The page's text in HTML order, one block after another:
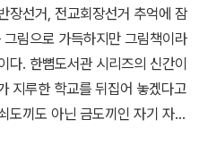
. 그런데 문제가 생겼다. 회장 선
주면 개교 10주년 기념 축하행
외하겠다고 한 것이다. 날짜가 하
이다. 하물며 금동이가 전교회
원들(반장들)이 만약 치얼스 섭
거라고 자신 있게 떠뜰고 다닌
던 돈키호테처럼 유
유아독존이다. 이렇게 동기가
의 날이 오리라는 굳음 믿음과
장선거, 전교회장선거 추억에 잠
림으로 가득하지만 그림책이라
다. 한뼘도서관 시리즈의 신간이
지루한 학교를 뒤집어 놓겠다고
도끼도 아닌 금도끼인 자기 자신